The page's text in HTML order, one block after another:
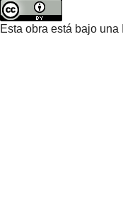
Esta obra está bajo una